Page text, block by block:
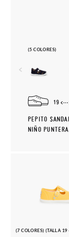
(5 COLORES)
19
PEPITO
NIÑO
(7 COLORES) (TALLA 19